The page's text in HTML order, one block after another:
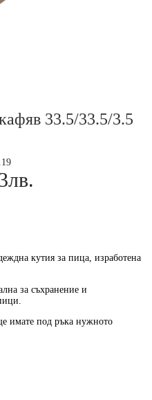
33.5/33.5/3.5
кутия за пица, изработена
за съхранение и
имате под ръка нужното